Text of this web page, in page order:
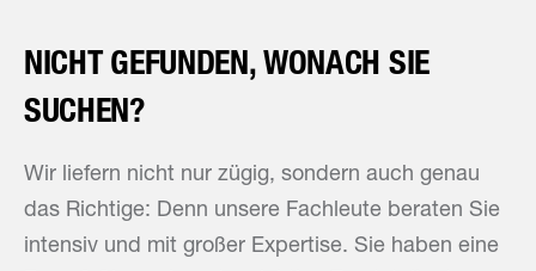
NICHT GEFUNDEN, WONACH SIE
SUCHEN?
Wir liefern nicht nur zügig, sondern auch genau
das Richtige: Denn unsere Fachleute beraten Sie
intensiv und mit großer Expertise. Sie haben eine